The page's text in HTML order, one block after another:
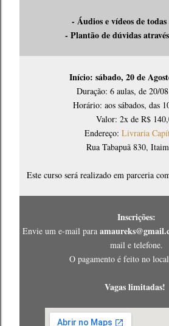
- Áudios e vídeos de todas
- Plantão de dúvidas
Início: sábado, 20 de
Duração: 6 aulas, de 20/
Horário: aos sábados, das
Valor: 2x de R$
Endereço: Livraria
Rua Tabapuã 830,
Este curso será realizado em parceria
Inscrições:
Envie um e-mail para
mail e telefone.
O pagamento é feito no
Vagas limitadas!